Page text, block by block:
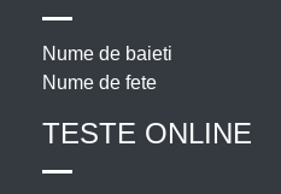
Nume de baieti
Nume de fete
TESTE ONLINE